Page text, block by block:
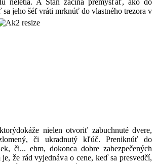
sa jeho šéf vráti mrknúť do vlastného trezora v
nielen otvoriť zabuchnuté dvere,
či ukradnutý kľúč. Preniknúť do
či... ehm, dokonca dobre zabezpečených
že rád vyjednáva o cene, keď sa presvedčí,